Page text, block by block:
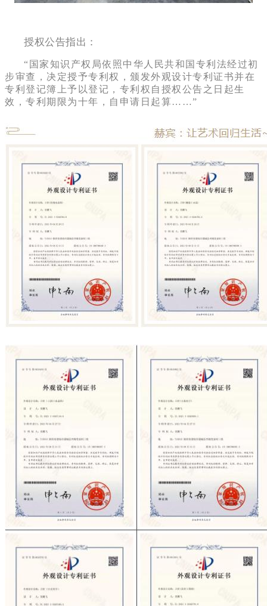
授权公告指出：
“国家知识产权局依照中华人民共和国专利法经过初
步审查，决定授予专利权，颁发外观设计专利证书并在
专利登记簿上予以登记，专利权自授权公告之日起生
效，专利期限为十年，自申请日起算……”